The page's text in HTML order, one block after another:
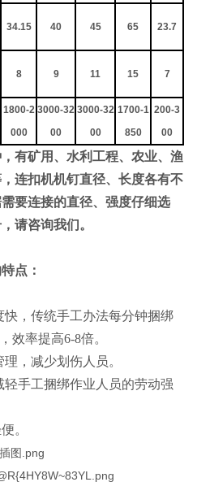
34.15 40 45 65 23.7
8 9 11 15 7
1800-2
000
3000-32
00
3000-32
00
1700-1
850
200-3
00
有矿用、水利工程、农业、渔
连扣机机钉直径、长度各有不
要连接的直径、强度仔细选
请咨询我们。
点：
，传统手工办法每分钟捆绑
效率提高6-8倍。
，减少划伤人员。
手工捆绑作业人员的劳动强
。